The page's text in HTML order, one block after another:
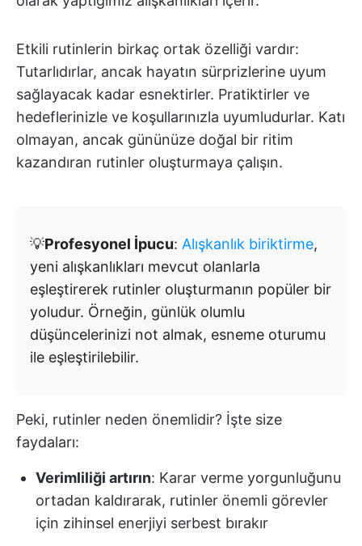
Etkili rutinlerin birkaç ortak özelliği vardır:
Tutarlıdırlar, ancak hayatın sürprizlerine uyum
sağlayacak kadar esnektirler. Pratiktirler ve
hedeflerinizle ve koşullarınızla uyumludurlar. Katı
olmayan, ancak gününüze doğal bir ritim
kazandıran rutinler oluşturmaya çalışın.
💡Profesyonel İpucu: Alışkanlık biriktirme,
yeni alışkanlıkları mevcut olanlarla
eşleştirerek rutinler oluşturmanın popüler bir
yoludur. Örneğin, günlük olumlu
düşüncelerinizi not almak, esneme oturumu
ile eşleştirilebilir.
Peki, rutinler neden önemlidir? İşte size
faydaları:
Verimliliği artırın: Karar verme yorgunluğunu
ortadan kaldırarak, rutinler önemli görevler
için zihinsel enerjiyi serbest bırakır